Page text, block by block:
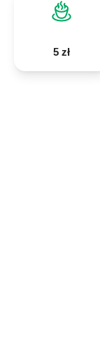
5 zł